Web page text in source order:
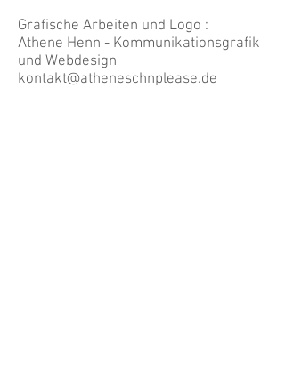
Grafische Arbeiten und Logo :
Athene Henn - Kommunikationsgrafik
und Webdesign
kontakt@atheneschnplease.de